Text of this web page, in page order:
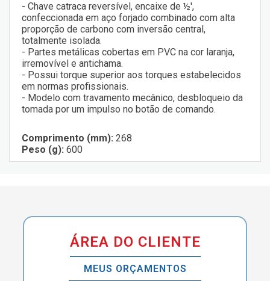
- Chave catraca reversível, encaixe de ½',
confeccionada em aço forjado combinado com alta
proporção de carbono com inversão central,
totalmente isolada.
- Partes metálicas cobertas em PVC na cor laranja,
irremovível e antichama.
- Possui torque superior aos torques estabelecidos
em normas profissionais.
- Modelo com travamento mecânico, desbloqueio da
tomada por um impulso no botão de comando.
Comprimento (mm): 268
Peso (g): 600
ÁREA DO CLIENTE
MEUS ORÇAMENTOS